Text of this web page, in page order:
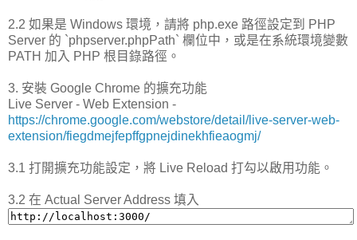
2.2 如果是 Windows 環境，請將 php.exe 路徑設定到 PHP
Server 的 `phpserver.phpPath` 欄位中，或是在系統環境變數
PATH 加入 PHP 根目錄路徑。
3. 安裝 Google Chrome 的擴充功能
Live Server - Web Extension -
https://chrome.google.com/webstore/detail/live-server-web-
extension/fiegdmejfepffgpnejdinekhfieaogmj/
3.1 打開擴充功能設定，將 Live Reload 打勾以啟用功能。
3.2 在 Actual Server Address 填入